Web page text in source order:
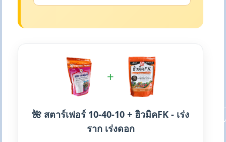
+
🌺 สตาร์เฟอร์ 10-40-10 + ฮิวมิคFK - เร่ง
ราก เร่งดอก